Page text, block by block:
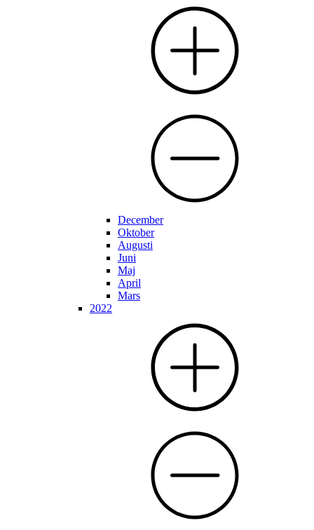
December
Oktober
Augusti
Juni
Maj
April
Mars
2022